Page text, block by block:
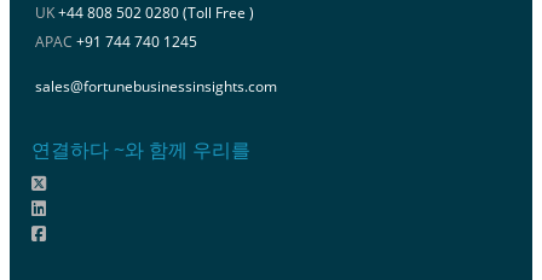
UK+44 808 502 0280 (Toll Free )
APAC +91 744 740 1245
sales@fortunebusinessinsights.com
연결하다 ~와 함께 우리를